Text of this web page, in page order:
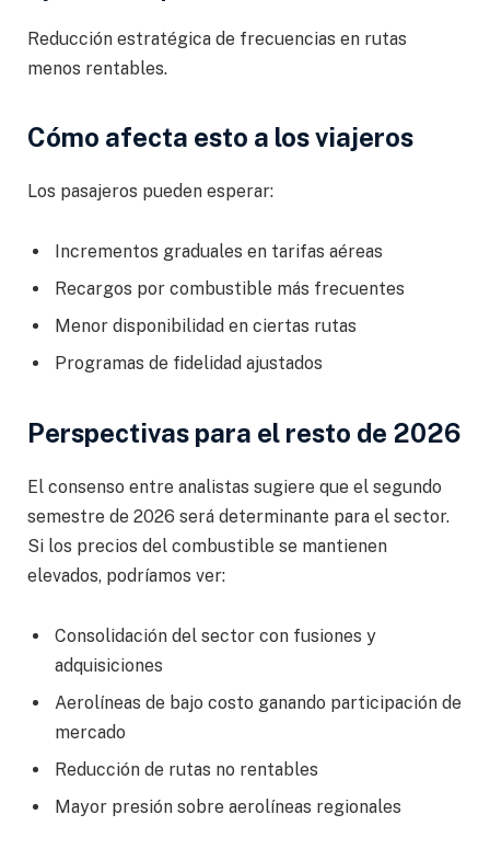
Reducción estratégica de frecuencias en rutas
menos rentables.
Cómo afecta esto a los viajeros
Los pasajeros pueden esperar:
Incrementos graduales en tarifas aéreas
Recargos por combustible más frecuentes
Menor disponibilidad en ciertas rutas
Programas de fidelidad ajustados
Perspectivas para el resto de 2026
El consenso entre analistas sugiere que el segundo
semestre de 2026 será determinante para el sector.
Si los precios del combustible se mantienen
elevados, podríamos ver:
Consolidación del sector con fusiones y
adquisiciones
Aerolíneas de bajo costo ganando participación de
mercado
Reducción de rutas no rentables
Mayor presión sobre aerolíneas regionales